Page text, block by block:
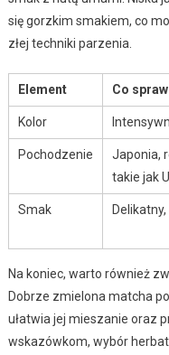
się gorzkim smakiem, co
złej techniki parzenia.
Element Co
Kolor
Pochodzenie
Japonia,
takie jak
Smak
Na koniec, warto również
Dobrze zmielona matcha
ułatwia jej mieszanie oraz
wskazówkom, wybór